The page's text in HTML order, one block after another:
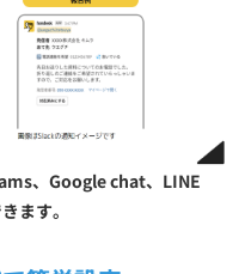
、Google chat、LINE
ます。